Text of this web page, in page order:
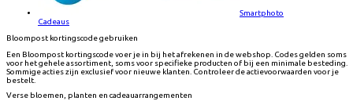
Smartphoto
Cadeaus
Bloompost kortingscode gebruiken
Een Bloompost kortingscode voer je in bij het afrekenen in de webshop. Codes gelden soms
voor het gehele assortiment, soms voor specifieke producten of bij een minimale besteding.
Sommige acties zijn exclusief voor nieuwe klanten. Controleer de actievoorwaarden voor je
bestelt.
Verse bloemen, planten en cadeauarrangementen